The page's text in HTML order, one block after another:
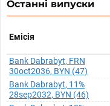
Останні випуски
Емісія
Bank Dabrabyt, FRN
30oct2036, BYN (47)
Bank Dabrabyt, 11%
28sep2032, BYN (46)